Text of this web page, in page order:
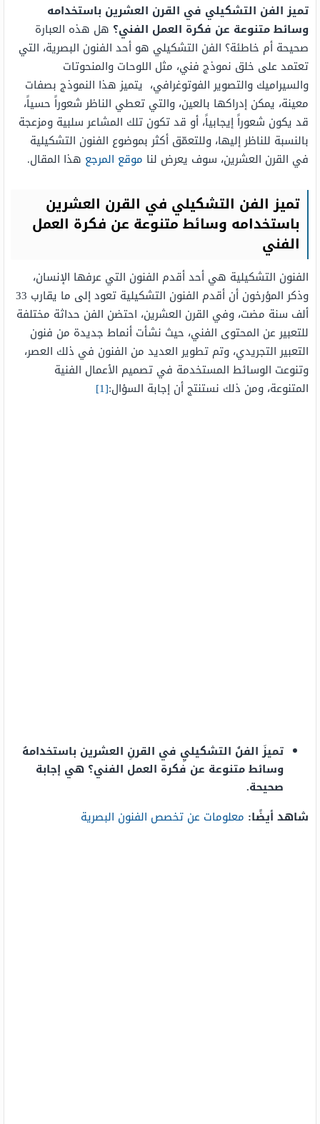
تميز الفن التشكيلي في القرن العشرين باستخدامه
وسائط متنوعة عن فكرة العمل الفني؟ هل هذه العبارة
صحيحة أم خاطئة؟ الفن التشكيلي هو أحد الفنون البصرية، التي
تعتمد على خلق نموذج فني، مثل اللوحات والمنحوتات
والسيراميك والتصوير الفوتوغرافي، يتميز هذا النموذج بصفات
معينة، يمكن إدراكها بالعين، والتي تعطي الناظر شعوراً حسياً،
قد يكون شعوراً إيجابياً، أو قد تكون تلك المشاعر سلبية ومزعجة
بالنسبة للناظر إليها، وللتعمّق أكثر بموضوع الفنون التشكيلية
في القرن العشرين، سوف يعرض لنا موقع المرجع هذا المقال.
تميز الفن التشكيلي في القرن العشرين
باستخدامه وسائط متنوعة عن فكرة العمل
الفني
الفنون التشكيلية هي أحد أقدم الفنون التي عرفها الإنسان،
وذكر المؤرخون أن أقدم الفنون التشكيلية تعود إلى ما يقارب 33
ألف سنة مضت، وفي القرن العشرين، احتضن الفن حداثة مختلفة
للتعبير عن المحتوى الفني، حيث نشأت أنماط جديدة من فنون
التعبير التجريدي، وتم تطوير العديد من الفنون في ذلك العصر،
وتنوعت الوسائط المستخدمة في تصميم الأعمال الفنية
المتنوعة، ومن ذلك نستنتج أن إجابة السؤال:[1]
تميزَ الفنُ التشكيليِ في القرنِ العشرين باستخدامهُ
وسائط متنوعة عن فكرة العمل الفني؟ هي إجابة
صحيحة.
شاهد أيضًا: معلومات عن تخصص الفنون البصرية